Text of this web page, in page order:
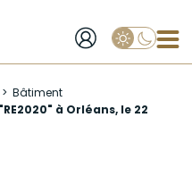
Bâtiment
à Orléans, le 22